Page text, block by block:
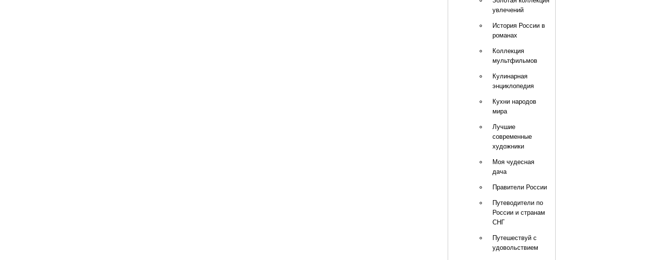
увлечений
История России в
романах
Коллекция
мультфильмов
Кулинарная
энциклопедия
Кухни народов
мира
Лучшие
современные
художники
Моя чудесная
дача
Правители России
Путеводители по
России и странам
СНГ
Путешествуй с
удовольствием